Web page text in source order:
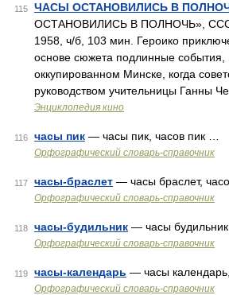
115 ЧАСЫ ОСТАНОВИЛИСЬ В
ОСТАНОВИЛИСЬ В ПОЛНОЧЬ»,
1958, ч/б, 103 мин. Героико
основе сюжета подлинные события,
оккупированном Минске, когда
руководством учительницы Ганны
Энциклопедия кино
116 часы пик — часы пик, часов пик …
Орфографический словарь-справочник
117 часы-браслет — часы браслет,
Орфографический словарь-справочник
118 часы-будильник — часы
Орфографический словарь-справочник
119 часы-календарь — часы
Орфографический словарь-справочник